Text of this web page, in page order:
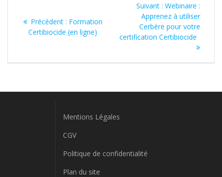
de
l’article
Précédent : Article
précédent
Formation
Certibiocide (en ligne)
Suivant : Article
suivant
Webinaire :
Apprenez à utiliser
Cerbère pour votre
certification Certibiocide
Mentions Légales
CGV
Politique de confidentialité
Plan du site